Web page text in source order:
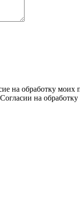
на обработку
на